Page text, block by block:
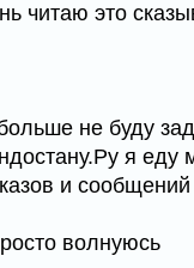
читаю это
не буду
я еду
и
волнуюсь